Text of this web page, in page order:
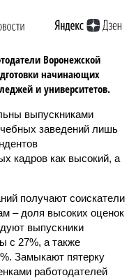
Воронежской
начинающих
и университетов.
выпускниками
заведений лишь
кадров как высокий, а
получают соискатели
– доля высоких оценок
выпускники
с 27%, а также
Замыкают пятерку
работодателей